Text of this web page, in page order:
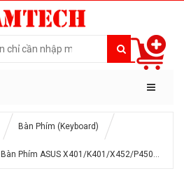
Bàn Phím (Keyboard)
Bàn Phím ASUS X401/K401/X452/P450…